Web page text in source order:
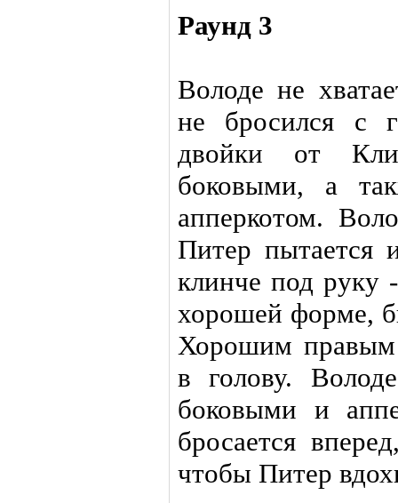
Раунд 3
Володе не
не бросился с
двойки от
боковыми, а
апперкотом.
Питер пытается
клинче под руку
хорошей форме,
Хорошим правым
в голову.
боковыми и
бросается
чтобы Питер